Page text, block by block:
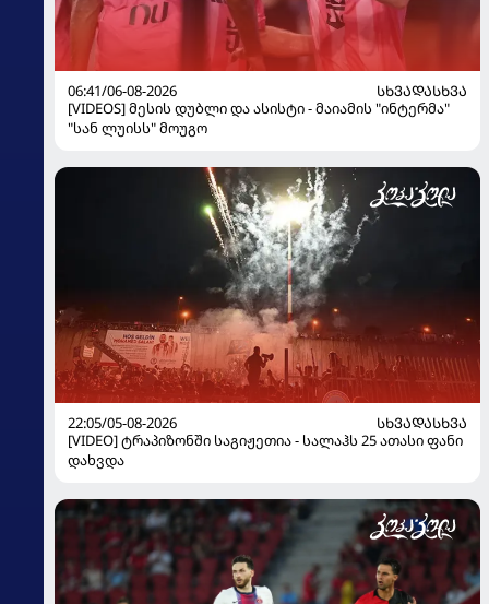
06:41/06-08-2026
ᲡᲮᲕᲐᲓᲐᲡᲮᲕᲐ
[VIDEOS] მესის დუბლი და ასისტი - მაიამის "ინტერმა"
"სან ლუისს" მოუგო
22:05/05-08-2026
ᲡᲮᲕᲐᲓᲐᲡᲮᲕᲐ
[VIDEO] ტრაპიზონში საგიჟეთია - სალაჰს 25 ათასი ფანი
დახვდა